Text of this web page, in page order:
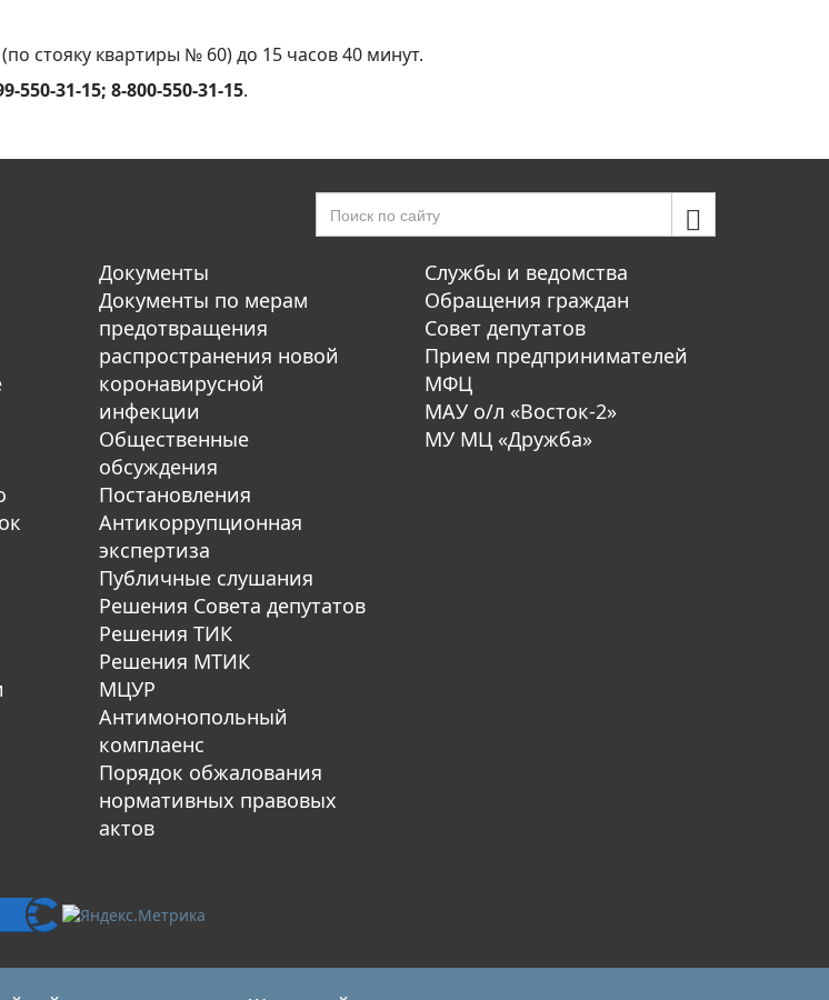
стояку квартиры № 60) до 15 часов 40 минут.
550-31-15; 8-800-550-31-15.
Документы
Документы по мерам
предотвращения
распространения новой
коронавирусной
инфекции
Общественные
обсуждения
Постановления
Антикоррупционная
экспертиза
Публичные слушания
Решения Совета депутатов
Решения ТИК
Решения МТИК
МЦУР
Антимонопольный
комплаенс
Порядок обжалования
нормативных правовых
актов
Службы и ведомства
Обращения граждан
Совет депутатов
Прием предпринимателей
МФЦ
МАУ о/л «Восток-2»
МУ МЦ «Дружба»